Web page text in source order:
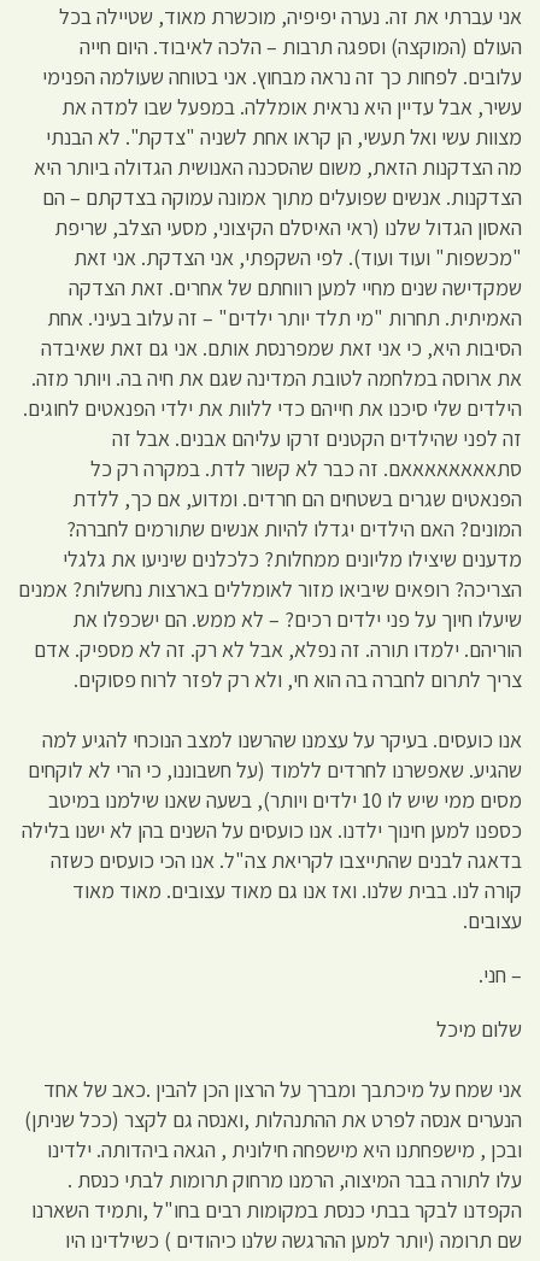
אני עברתי את זה. נערה יפיפיה, מוכשרת מאוד, שטיילה בכל
העולם (המוקצה) וספגה תרבות – הלכה לאיבוד. היום חייה
עלובים. לפחות כך זה נראה מבחוץ. אני בטוחה שעולמה הפנימי
עשיר, אבל עדיין היא נראית אומללה. במפעל שבו למדה את
מצוות עשי ואל תעשי, הן קראו אחת לשניה "צדקת". לא הבנתי
מה הצדקנות הזאת, משום שהסכנה האנושית הגדולה ביותר היא
הצדקנות. אנשים שפועלים מתוך אמונה עמוקה בצדקתם – הם
האסון הגדול שלנו (ראי האיסלם הקיצוני, מסעי הצלב, שריפת
"מכשפות" ועוד ועוד). לפי השקפתי, אני הצדקת. אני זאת
שמקדישה שנים מחיי למען רווחתם של אחרים. זאת הצדקה
האמיתית. תחרות "מי תלד יותר ילדים" – זה עלוב בעיני. אחת
הסיבות היא, כי אני זאת שמפרנסת אותם. אני גם זאת שאיבדה
את ארוסה במלחמה לטובת המדינה שגם את חיה בה. ויותר מזה.
הילדים שלי סיכנו את חייהם כדי ללוות את ילדי הפנאטים לחוגים.
זה לפני שהילדים הקטנים זרקו עליהם אבנים. אבל זה
סתאאאאאאאאם. זה כבר לא קשור לדת. במקרה רק כל
הפנאטים שגרים בשטחים הם חרדים. ומדוע, אם כך, ללדת
המונים? האם הילדים יגדלו להיות אנשים שתורמים לחברה?
מדענים שיצילו מליונים ממחלות? כלכלנים שיניעו את גלגלי
הצריכה? רופאים שיביאו מזור לאומללים בארצות נחשלות? אמנים
שיעלו חיוך על פני ילדים רכים? – לא ממש. הם ישכפלו את
הוריהם. ילמדו תורה. זה נפלא, אבל לא רק. זה לא מספיק. אדם
צריך לתרום לחברה בה הוא חי, ולא רק לפזר לרוח פסוקים.
אנו כועסים. בעיקר על עצמנו שהרשנו למצב הנוכחי להגיע למה
שהגיע. שאפשרנו לחרדים ללמוד (על חשבוננו, כי הרי לא לוקחים
מסים ממי שיש לו 10 ילדים ויותר), בשעה שאנו שילמנו במיטב
כספנו למען חינוך ילדנו. אנו כועסים על השנים בהן לא ישנו בלילה
בדאגה לבנים שהתייצבו לקריאת צה"ל. אנו הכי כועסים כשזה
קורה לנו. בבית שלנו. ואז אנו גם מאוד עצובים. מאוד מאוד
עצובים.
– חני.
שלום מיכל
אני שמח על מיכתבך ומברך על הרצון הכן להבין .כאב של אחד
הנערים אנסה לפרט את ההתנהלות ,ואנסה גם לקצר (ככל שניתן)
ובכן , מישפחתנו היא מישפחה חילונית , הגאה ביהדותה. ילדינו
עלו לתורה בבר המיצוה, הרמנו מרחוק תרומות לבתי כנסת .
הקפדנו לבקר בבתי כנסת במקומות רבים בחו"ל ,ותמיד השארנו
שם תרומה (יותר למען ההרגשה שלנו כיהודים ) כשילדינו היו